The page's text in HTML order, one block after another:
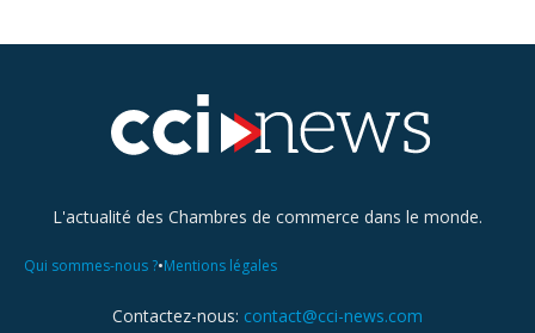
L'actualité des Chambres de commerce dans le monde.
Qui sommes-nous ?•Mentions légales
Contactez-nous: contact@cci-news.com